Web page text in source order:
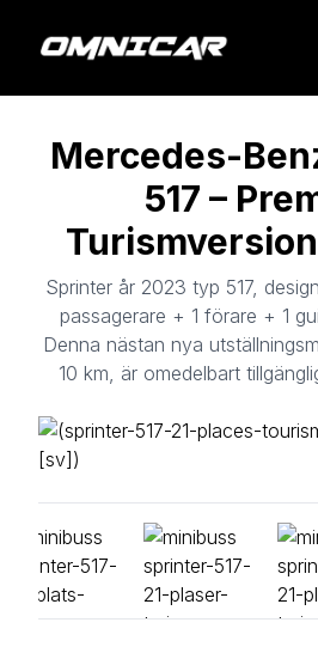
Mercedes-
517 –
Sprinter år 2023 typ 517,
passagerare + 1 förare + 1
Denna nästan nya
10 km, är omedelbart